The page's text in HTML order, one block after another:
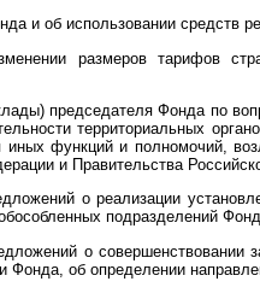
и об использовании средств
размеров тарифов
председателя Фонда по
территориальных
иных функций и полномочий,
и Правительства
о реализации
подразделений
о совершенствовании
Фонда, об определении